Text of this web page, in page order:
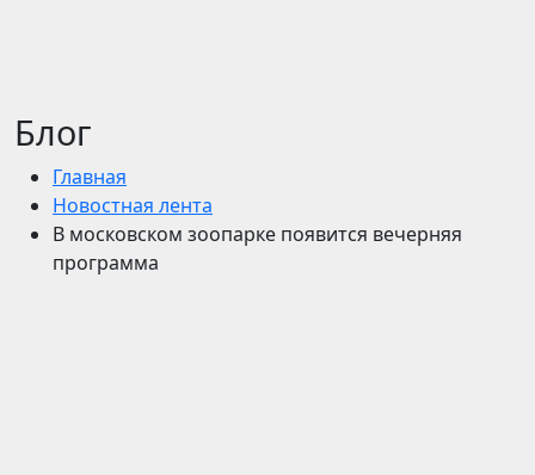
Блог
Главная
Новостная лента
В московском зоопарке появится вечерняя
программа